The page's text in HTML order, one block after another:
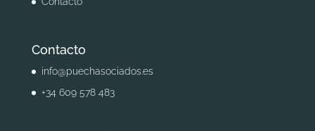
Contacto
info@puechasociados.es
+34 609 578 483